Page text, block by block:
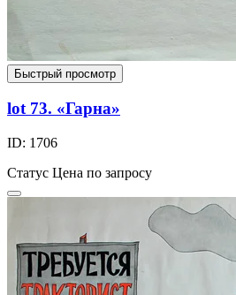
Быстрый просмотр
lot 73. «Гарна»
ID: 1706
Статус Цена по запросу